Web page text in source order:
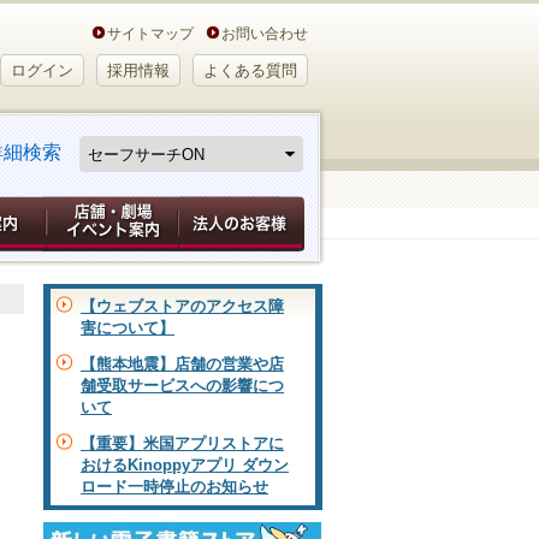
サイトマップ お問い合わせ
ログイン 採用情報 よくある質問
細検索
【ウェブストアのアクセス障
害について】
【熊本地震】店舗の営業や店
舗受取サービスへの影響につ
いて
【重要】米国アプリストアに
おけるKinoppyアプリ ダウン
ロード一時停止のお知らせ